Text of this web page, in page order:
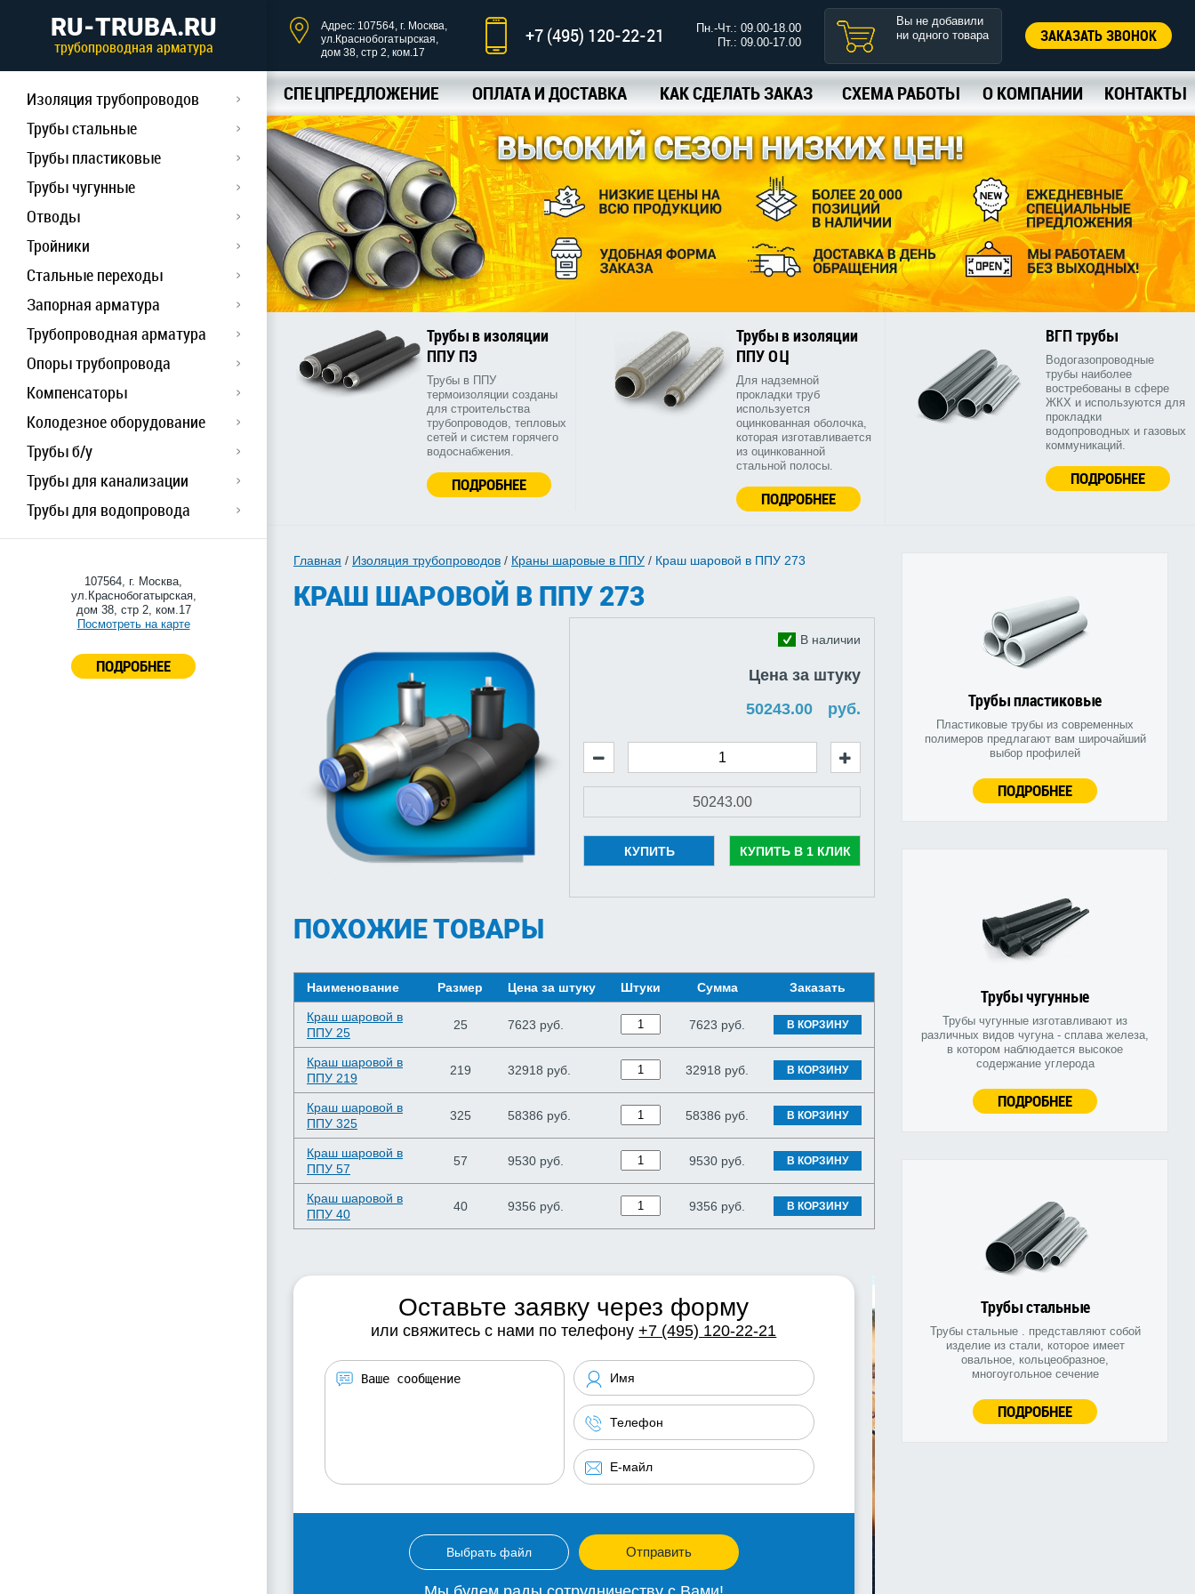
RU-TRUBA.RU
трубопроводная арматура
Изоляция трубопроводов
Трубы стальные
Трубы пластиковые
Трубы чугунные
Отводы
Тройники
Стальные переходы
Запорная арматура
Трубопроводная арматура
Опоры трубопровода
Компенсаторы
Колодезное оборудование
Трубы б/у
Трубы для канализации
Трубы для водопровода
107564, г. Москва,
ул.Краснобогатырская,
дом 38, стр 2, ком.17
Посмотреть на карте
ПОДРОБНЕЕ
Адрес: 107564, г. Москва,
ул.Краснобогатырская,
дом 38, стр 2, ком.17
+7 (495) 120-22-21
Пн.-Чт.: 09.00-18.00
Пт.: 09.00-17.00
Вы не добавили
ни одного товара
ЗАКАЗАТЬ ЗВОНОК
СПЕЦПРЕДЛОЖЕНИЕ ОПЛАТА И ДОСТАВКА КАК СДЕЛАТЬ ЗАКАЗ СХЕМА РАБОТЫ О КОМПАНИИ КОНТАКТЫ
Трубы в изоляции
ППУ ПЭ
Трубы в ППУ
термоизоляции созданы
для строительства
трубопроводов, тепловых
сетей и систем горячего
водоснабжения.
ПОДРОБНЕЕ
Трубы в изоляции
ППУ ОЦ
Для надземной
прокладки труб
используется
оцинкованная оболочка,
которая изготавливается
из оцинкованной
стальной полосы.
ПОДРОБНЕЕ
ВГП трубы
Водогазопроводные
трубы наиболее
востребованы в сфере
ЖКХ и используются для
прокладки
водопроводных и газовых
коммуникаций.
ПОДРОБНЕЕ
Трубы пластиковые
Пластиковые трубы из современных
полимеров предлагают вам широчайший
выбор профилей
ПОДРОБНЕЕ
Трубы чугунные
Трубы чугунные изготавливают из
различных видов чугуна - сплава железа,
в котором наблюдается высокое
содержание углерода
ПОДРОБНЕЕ
Трубы стальные
Трубы стальные . представляют собой
изделие из стали, которое имеет
овальное, кольцеобразное,
многоугольное сечение
ПОДРОБНЕЕ
Главная / Изоляция трубопроводов / Краны шаровые в ППУ / Краш шаровой в ППУ 273
КРАШ ШАРОВОЙ В ППУ 273
В наличии
Цена за штуку
руб.
КУПИТЬ КУПИТЬ В 1 КЛИК
ПОХОЖИЕ ТОВАРЫ
Наименование Размер Цена за штуку Штуки Сумма Заказать
Краш шаровой в
ППУ 25
25 7623 руб. 7623 руб. В КОРЗИНУ
Краш шаровой в
ППУ 219
219 32918 руб. 32918 руб. В КОРЗИНУ
Краш шаровой в
ППУ 325
325 58386 руб. 58386 руб. В КОРЗИНУ
Краш шаровой в
ППУ 57
57 9530 руб. 9530 руб. В КОРЗИНУ
Краш шаровой в
ППУ 40
40 9356 руб. 9356 руб. В КОРЗИНУ
Оставьте заявку через форму
или свяжитесь с нами по телефону+7 (495) 120-22-21
Выбрать файл Отправить